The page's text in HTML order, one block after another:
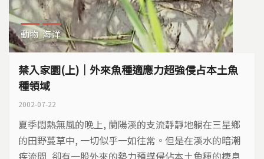
動物 海洋
禁入家園(上)｜外來魚種適應力超強侵占本土魚
種領域
2002-07-22
夏季悶熱無風的晚上, 蘭陽溪的支流靜靜地躺在三星鄉
的田野蔓草中, 一切似乎一如往常。但是在溪水的暗潮
疾流間, 卻有一股外來的勢力預謀侵佔本土魚種的棲息